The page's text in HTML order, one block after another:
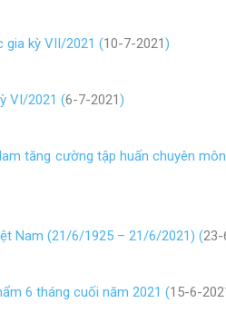
gia kỳ VII/2021 (10-7-2021)
VI/2021 (6-7-2021)
tăng cường tập huấn chuyên môn
Nam (21/6/1925 – 21/6/2021) (23-
6 tháng cuối năm 2021 (15-6-